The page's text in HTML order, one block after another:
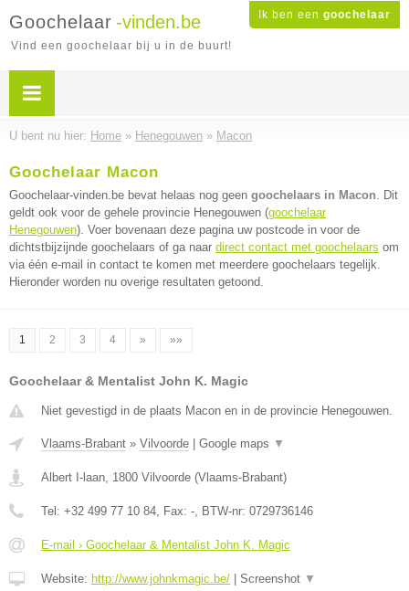
Ik ben een goochelaar
Goochelaar -vinden.be
Vind een goochelaar bij u in de buurt!
U bent nu hier: Home » Henegouwen » Macon
Goochelaar Macon
Goochelaar-vinden.be bevat helaas nog geen goochelaars in Macon. Dit
geldt ook voor de gehele provincie Henegouwen (goochelaar
Henegouwen). Voer bovenaan deze pagina uw postcode in voor de
dichtstbijzijnde goochelaars of ga naar direct contact met goochelaars om
via één e-mail in contact te komen met meerdere goochelaars tegelijk.
Hieronder worden nu overige resultaten getoond.
1 2 3 4 » »»
Goochelaar & Mentalist John K. Magic
Niet gevestigd in de plaats Macon en in de provincie Henegouwen.
Vlaams-Brabant » Vilvoorde Google maps ▼
Albert I-laan, 1800 Vilvoorde (Vlaams-Brabant)
Tel: +32 499 77 10 84, Fax: -, BTW-nr: 0729736146
E-mail › Goochelaar & Mentalist John K. Magic
Website: http://www.johnkmagic.be/ Screenshot ▼